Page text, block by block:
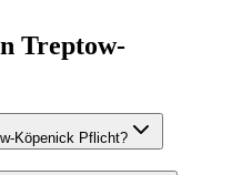
Treptow-
Köpenick Pflicht?